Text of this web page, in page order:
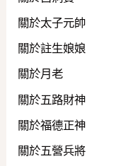
關於太子元帥
關於註生娘娘
關於月老
關於五路財神
關於福德正神
關於五營兵將